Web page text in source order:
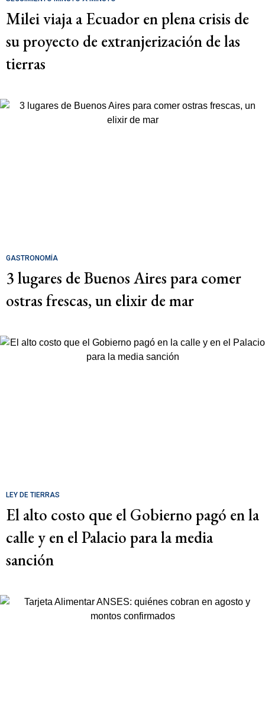
Milei viaja a Ecuador en plena crisis de
su proyecto de extranjerización de las
tierras
GASTRONOMÍA
3 lugares de Buenos Aires para comer
ostras frescas, un elixir de mar
LEY DE TIERRAS
El alto costo que el Gobierno pagó en la
calle y en el Palacio para la media
sanción